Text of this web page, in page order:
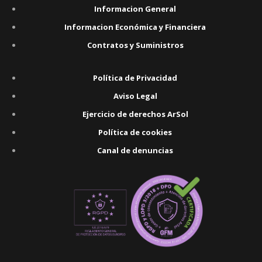
Informacion General
Informacion Económica y Financiera
Contratos y Suministros
Política de Privacidad
Aviso Legal
Ejercicio de derechos ArSol
Política de cookies
Canal de denuncias